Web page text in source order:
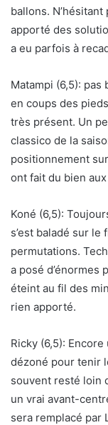
ballons.
apporté des
a eu parfois à
Matampi (6,5):
en coups des
très présent. Un
classico de la
positionnement
ont fait du bien
Koné (6,5):
s’est baladé sur le
permutations.
a posé d’énormes
éteint au fil des
rien apporté.
Ricky (6,5):
dézoné pour tenir
souvent resté loin
un vrai avant-
sera remplacé par